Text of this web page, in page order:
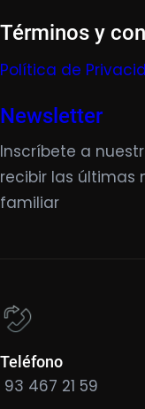
Términos y
Política de
Newsletter
Inscríbete a
recibir las últimas
familiar
Teléfono
93 467 21 59